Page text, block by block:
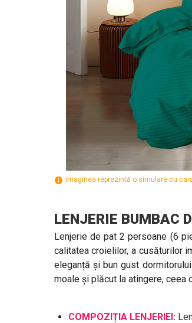
imaginea reprezintă o simulare cu
LENJERIE BUMBAC
Lenjerie de pat 2 persoane (6
calitatea croielilor, a cusăturilor
eleganță și bun gust
moale și plăcut la atingere,
COMPOZIȚIA LENJERIEI: